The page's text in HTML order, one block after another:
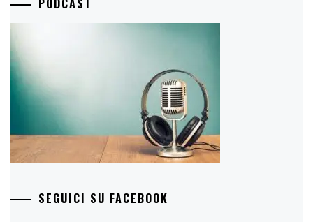
PODCAST
SEGUICI SU FACEBOOK